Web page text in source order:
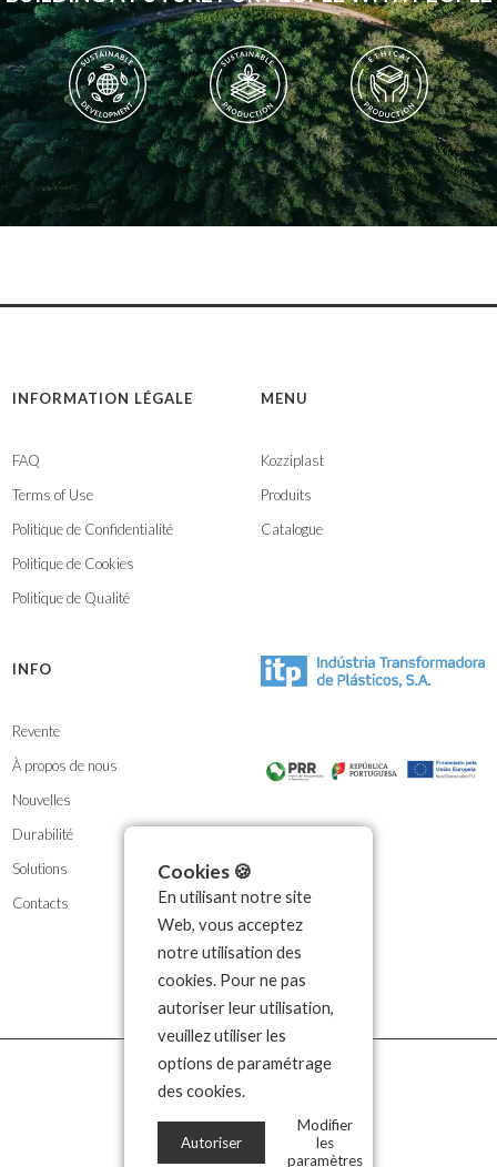
Cookies 🍪
En utilisant notre site
Web, vous acceptez
notre utilisation des
cookies. Pour ne pas
autoriser leur utilisation,
veuillez utiliser les
options de paramétrage
des cookies.
Autoriser
Modifier
les
paramètres
INFORMATION LÉGALE
FAQ
Terms of Use
Politique de Confidentialité
Politique de Cookies
Politique de Qualité
MENU
Kozziplast
Produits
Catalogue
INFO
Revente
À propos de nous
Nouvelles
Durabilité
Solutions
Contacts